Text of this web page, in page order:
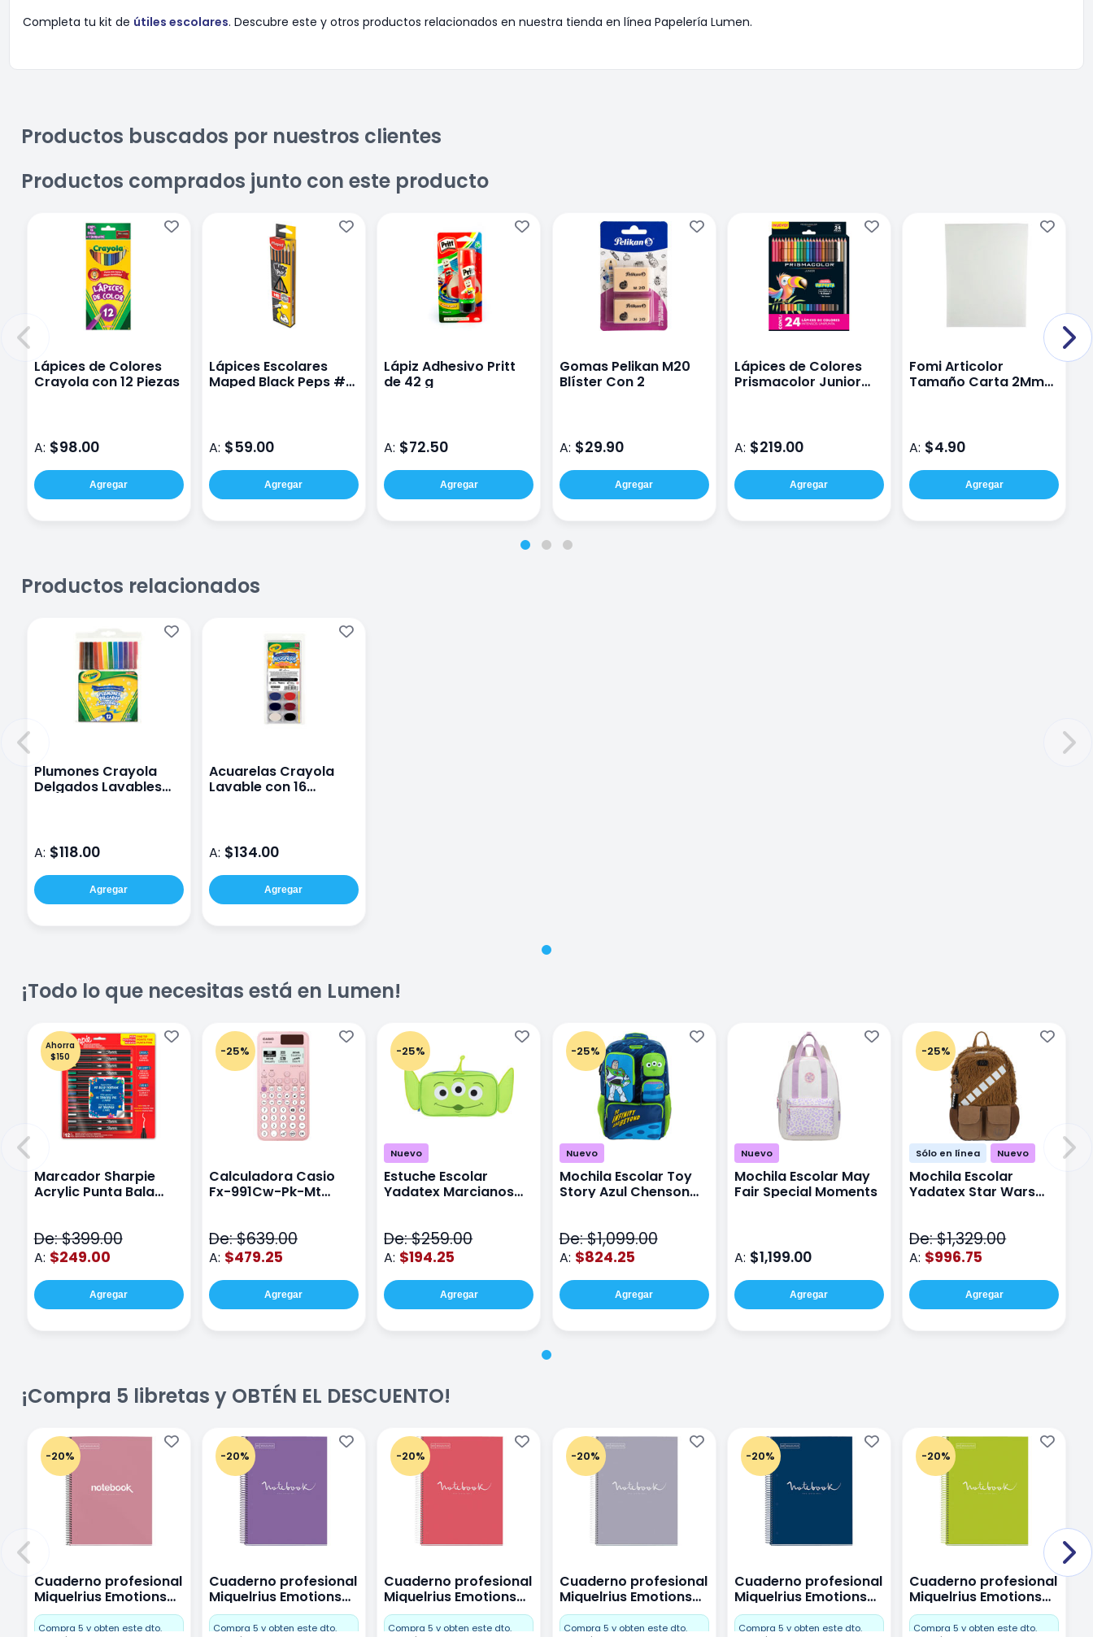
Completa tu kit de útiles escolares. Descubre este y otros productos relacionados en nuestra tienda en línea Papelería Lumen.
Productos buscados por nuestros clientes
Productos comprados junto con este producto
Lápices de Colores
Crayola con 12 Piezas
A: $98.00
Agregar
Lápices Escolares
Maped Black Peps #2
A: $59.00
Agregar
Lápiz Adhesivo Pritt
de 42 g
A: $72.50
Agregar
Gomas Pelikan M20
Blíster Con 2
A: $29.90
Agregar
Lápices de Colores
Prismacolor Junior
A: $219.00
Agregar
Fomi Articolor
Tamaño Carta 2Mm
A: $4.90
Agregar
Productos relacionados
Plumones Crayola
Delgados Lavables
A: $118.00
Agregar
Acuarelas Crayola
Lavable con 16
A: $134.00
Agregar
¡Todo lo que necesitas está en Lumen!
Ahorra
$150
Marcador Sharpie
Acrylic Punta Bala
De: $399.00
A: $249.00
Agregar
-25%
Calculadora Casio
Fx-991Cw-Pk-Mt
De: $639.00
A: $479.25
Agregar
-25%
Nuevo
Estuche Escolar
Yadatex Marcianos
De: $259.00
A: $194.25
Agregar
-25%
Nuevo
Mochila Escolar Toy
Story Azul Chenson
De: $1,099.00
A: $824.25
Agregar
Nuevo
Mochila Escolar May
Fair Special Moments
A: $1,199.00
Agregar
-25%
Sólo en línea Nuevo
Mochila Escolar
Yadatex Star Wars
De: $1,329.00
A: $996.75
Agregar
¡Compra 5 libretas y OBTÉN EL DESCUENTO!
-20%
Cuaderno profesional
Miquelrius Emotions
Cuadro Chico 80
hojas Rosa
Compra 5 y obten este dto.
-20%
Cuaderno profesional
Miquelrius Emotions
raya 80 hojas Purpura
Compra 5 y obten este dto.
-20%
Cuaderno profesional
Miquelrius Emotions
raya 80 hojas Coral
Compra 5 y obten este dto.
-20%
Cuaderno profesional
Miquelrius Emotions
raya 80 hojas Gris
Compra 5 y obten este dto.
-20%
Cuaderno profesional
Miquelrius Emotions
Dots 80 hojas
Compra 5 y obten este dto.
-20%
Cuaderno profesional
Miquelrius Emotions
Dots 80 hojas Lima
Compra 5 y obten este dto.